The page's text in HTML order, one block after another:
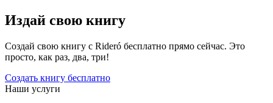
Издай свою книгу
Создай свою книгу с Rideró бесплатно прямо сейчас. Это
просто, как раз, два, три!
Создать книгу бесплатно
Наши услуги